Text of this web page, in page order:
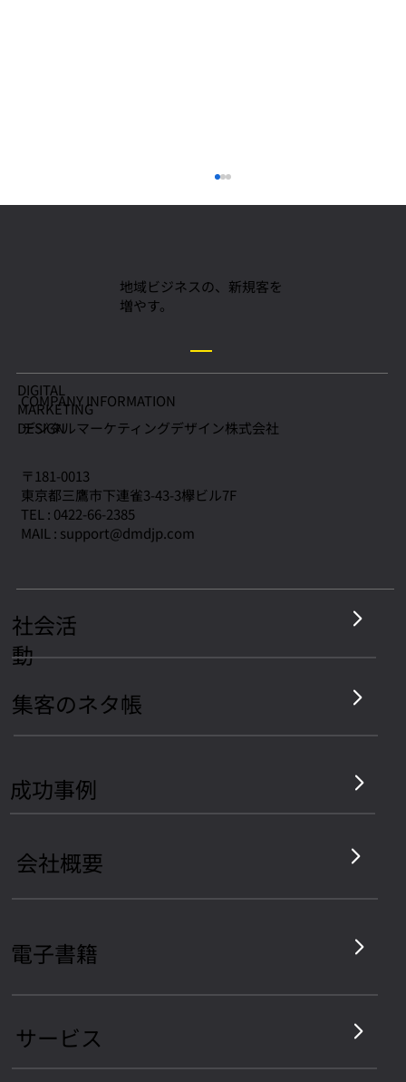
た。
DIGITAL
MARKETING
​DESIGN
デジタルマーケティングデザイン株式会社
〒181-0013
東京都三鷹市下連雀3-43-3欅ビル7F
TEL : 0422-66-2385
MAIL : support@dmdjp.com
COMPANY INFORMATION
地域ビジネスの、新規客を
増やす。
社会活
動
​成功事例
会社概要
集客のネタ帳
サービス
電子書籍